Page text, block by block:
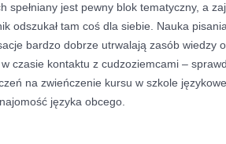
spełniany jest pewny blok tematyczny, a
odszukał tam coś dla siebie. Nauka
bardzo dobrze utrwalają zasób wiedzy
czasie kontaktu z cudzoziemcami –
na zwieńczenie kursu w szkole
języka obcego.